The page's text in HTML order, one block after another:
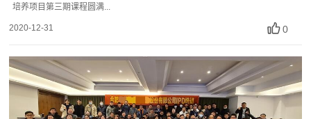
培养项目第三期课程圆满...
2020-12-31 0